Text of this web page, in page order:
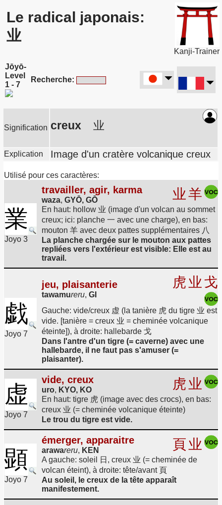
Le radical japonais:
业
Kanji-Trainer
Jōyō-
Level
1 - 7
Recherche:
Signification creux 业
Explication Image d'un cratère volcanique creux
Utilisé pour ces caractères:
業
Joyo 3
travailler, agir, karma
waza, GYŌ, GŌ 业羊
En haut: hollow 业 (image d'un volcan au sommet
creux; ici: planche 一 avec une charge), en bas:
mouton 羊 avec deux pattes supplémentaires 八
La planche chargée sur le mouton aux pattes
repliées vers l'extérieur est visible: Elle est au
travail.
戯
Joyo 7
jeu, plaisanterie
tawamureru, GI
虎业戈
Gauche: vide/creux 虚 (la tanière 虎 du tigre 业 est
vide. [tanière = creux 业 = cheminée volcanique
éteinte]), à droite: hallebarde 戈
Dans l'antre d'un tigre (= caverne) avec une
hallebarde, il ne faut pas s'amuser (=
plaisanter).
虚
Joyo 7
vide, creux
uro, KYO, KO 虎业
En haut: tigre 虎 (image avec des crocs), en bas:
creux 业 (= cheminée volcanique éteinte)
Le trou du tigre est vide.
顕
Joyo 7
émerger, apparaitre
arawareru, KEN 頁业
A gauche: soleil 日, creux 业 (= cheminée de
volcan éteint), à droite: tête/avant 頁
Au soleil, le creux de la tête apparaît
manifestement.